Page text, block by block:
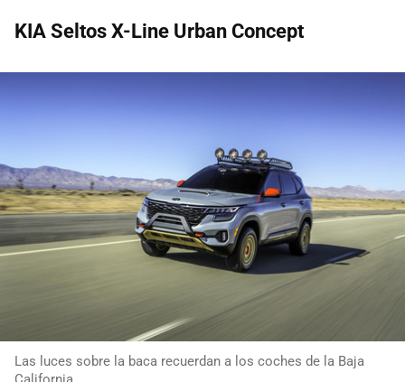
KIA Seltos X-Line Urban Concept
Las luces sobre la baca recuerdan a los coches de la Baja